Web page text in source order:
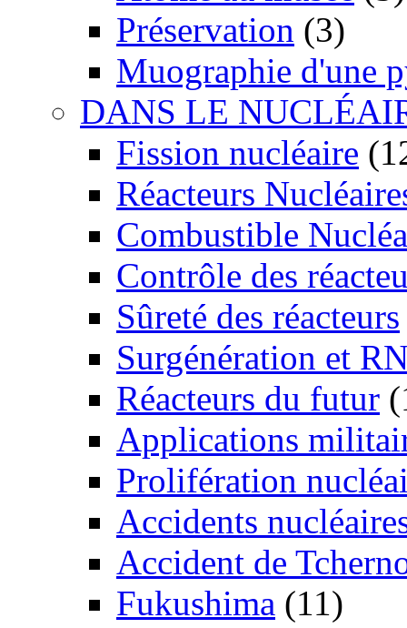
Préservation (3)
Muographie d'une
DANS LE
Fission nucléaire
Réacteurs
Combustible
Contrôle des
Sûreté des réacteurs
Surgénération et
Réacteurs du futur
Applications
Prolifération
Accidents
Accident de
Fukushima (11)